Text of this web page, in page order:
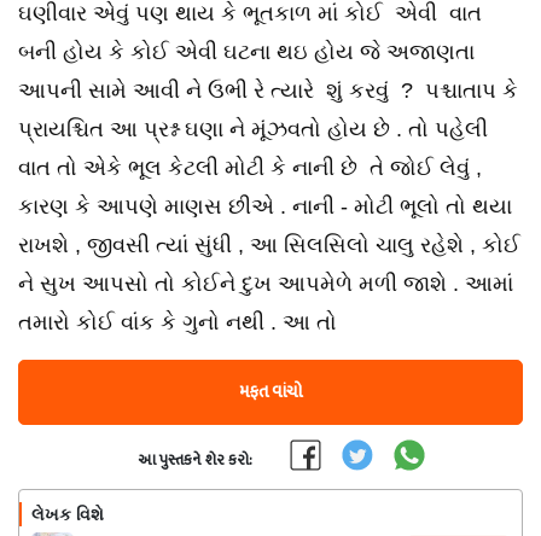
ઘણીવાર એવું પણ થાય કે ભૂતકાળ માં કોઈ એવી વાત
બની હોય કે કોઈ એવી ઘટના થઇ હોય જે અજાણતા
આપની સામે આવી ને ઉભી રે ત્યારે શું કરવું ? પશ્ચાતાપ કે
પ્રાયશ્ચિત આ પ્રશ્ન ઘણા ને મૂંઝવતો હોય છે . તો પહેલી
વાત તો એકે ભૂલ કેટલી મોટી કે નાની છે તે જોઈ લેવું ,
કારણ કે આપણે માણસ છીએ . નાની - મોટી ભૂલો તો થયા
રાખશે , જીવસી ત્યાં સુંધી , આ સિલસિલો ચાલુ રહેશે , કોઈ
ને સુખ આપસો તો કોઈને દુખ આપમેળે મળી જાશે . આમાં
તમારો કોઈ વાંક કે ગુનો નથી . આ તો
મફત વાંચો
આ પુસ્તકને શેર કરો:
લેખક વિશે